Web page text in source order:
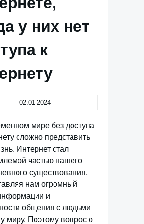
у них нет
к
02.01.2024
мире без доступа
сложно представить
Интернет стал
частью нашего
существования,
нам огромный
и
общения с людьми
миру. Поэтому вопрос о